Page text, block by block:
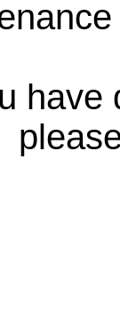
have